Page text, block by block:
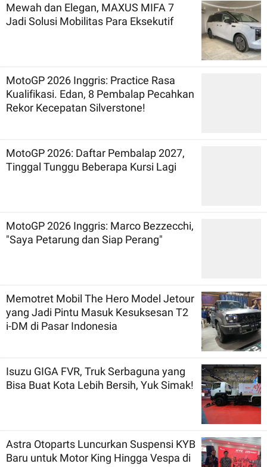
Mewah dan Elegan, MAXUS MIFA 7
Jadi Solusi Mobilitas Para Eksekutif
MotoGP 2026 Inggris: Practice Rasa
Kualifikasi. Edan, 8 Pembalap Pecahkan
Rekor Kecepatan Silverstone!
MotoGP 2026: Daftar Pembalap 2027,
Tinggal Tunggu Beberapa Kursi Lagi
MotoGP 2026 Inggris: Marco Bezzecchi,
"Saya Petarung dan Siap Perang"
Memotret Mobil The Hero Model Jetour
yang Jadi Pintu Masuk Kesuksesan T2
i-DM di Pasar Indonesia
Isuzu GIGA FVR, Truk Serbaguna yang
Bisa Buat Kota Lebih Bersih, Yuk Simak!
Astra Otoparts Luncurkan Suspensi KYB
Baru untuk Motor King Hingga Vespa di